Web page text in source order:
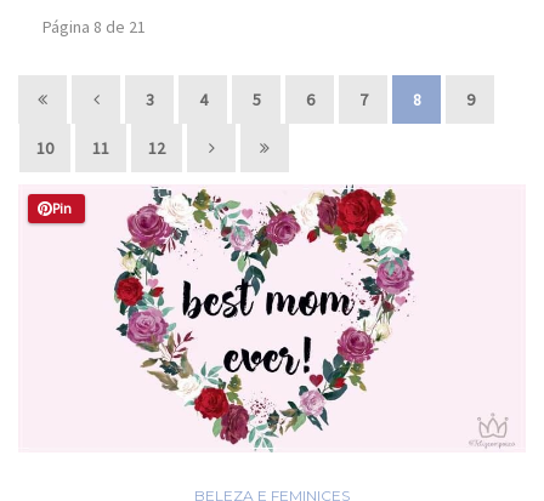
Página 8 de 21
3 4 5 6 7 8 9
10 11 12
Pin
BELEZA E FEMINICES